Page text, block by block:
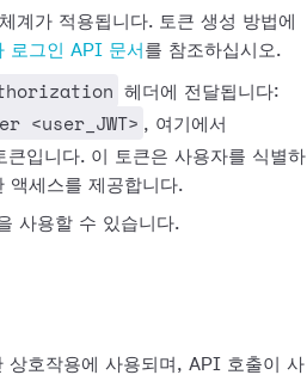
체계가 적용됩니다. 토큰 생성 방법에
로그인 API 문서 를 참조하십시오.
헤더에 전달됩니다:
<user_JWT> , 여기에서
큰입니다. 이 토큰은 사용자를 식별하
액세스를 제공합니다.
사용할 수 있습니다.
상호작용에 사용되며, API 호출이 사